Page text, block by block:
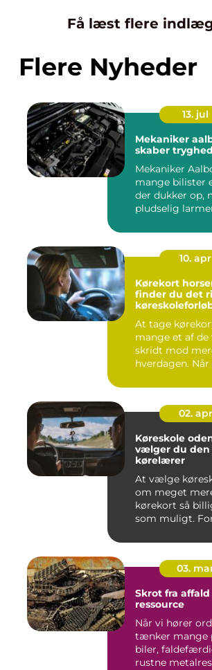
Få læst flere
Flere Nyheder
13. jul
Mekaniker
skaber
Mekaniker
mange bilister
der dukker op,
pludselig
10. apr
Kørekort horsens
finder du det
At tage
mange et af
skridt mod
hverdagen. Når
02. apr
Køreskole
vælger du
kørelærer
At vælge
om meget
kørekort så
som muligt.
03.
Skrot fra affald til værdifuld
ressource
Når vi hører
tænker mange
biler,
rustne